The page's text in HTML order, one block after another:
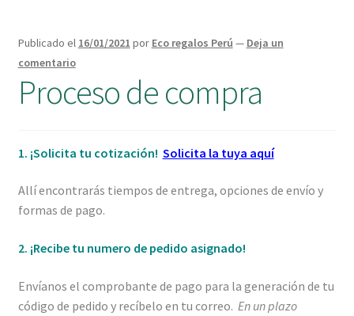
PLANTAS CRECIDAS PUBLICITARIAS
EMPAQUES ECOLÓGICOS
MACETAS Y MACETEROS
CALENDARIOS ECOLÓGICOS
Publicado el 16/01/2021 por Eco regalos Perú — Deja un
comentario
Proceso de compra
1. ¡Solicita tu cotización! Solicita la tuya aquí
Allí encontrarás tiempos de entrega, opciones de envío y
formas de pago.
2. ¡Recibe tu numero de pedido asignado!
Envíanos el comprobante de pago para la generación de tu
código de pedido y recíbelo en tu correo. En un plazo